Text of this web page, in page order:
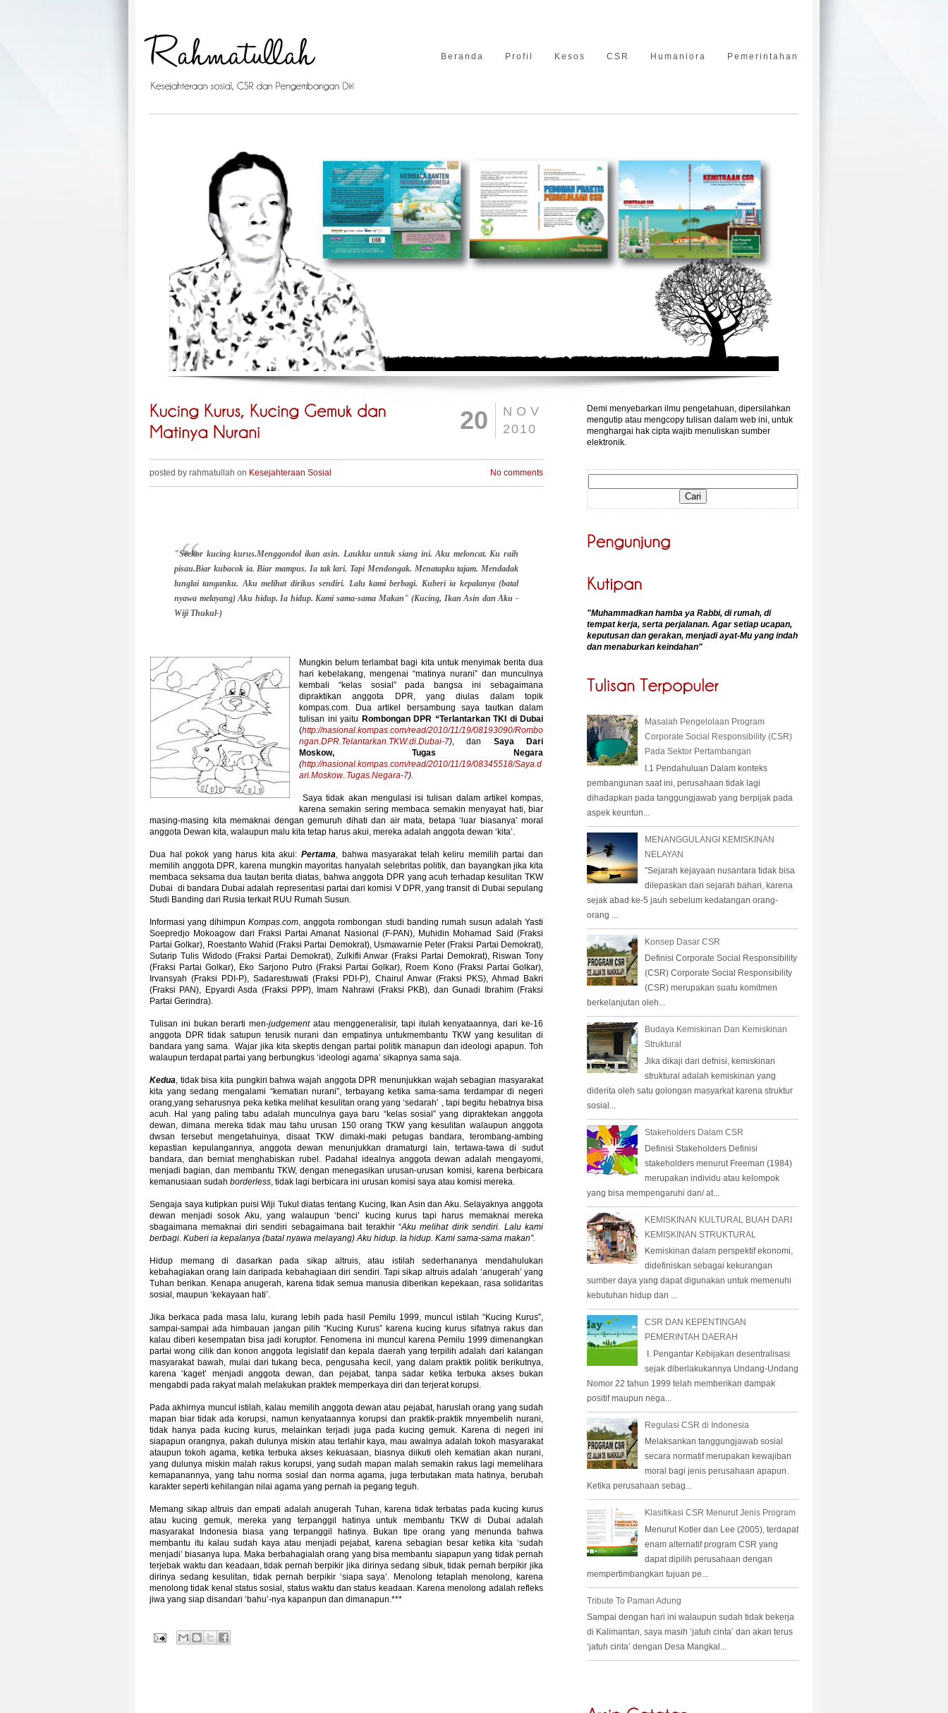
Beranda Profil Kesos CSR Humaniora Pemerintahan
NOV
2010
20
posted by rahmatullah on Kesejahteraan Sosial No comments
"Seekor kucing kurus.Menggondol ikan asin. Laukku untuk siang ini. Aku meloncat. Ku raih
pisau.Biar kubacok ia. Biar mampus. Ia tak lari. Tapi Mendongak. Menatapku tajam. Mendadak
lunglai tanganku. Aku melihat dirikus sendiri. Lalu kami berbagi. Kuberi ia kepalanya (batal
nyawa melayang) Aku hidup. Ia hidup. Kami sama-sama Makan" (Kucing, Ikan Asin dan Aku -
Wiji Thukul-)
Mungkin belum terlambat bagi kita untuk menyimak berita dua
hari kebelakang, mengenai “matinya nurani” dan munculnya
kembali “kelas sosial” pada bangsa ini sebagaimana
dipraktikan anggota DPR, yang diulas dalam topik
kompas.com. Dua artikel bersambung saya tautkan dalam
tulisan ini yaitu Rombongan DPR “Terlantarkan TKI di Dubai
(http://nasional.kompas.com/read/2010/11/19/08193090/Rombo
ngan.DPR.Telantarkan.TKW.di.Dubai-7), dan Saya Dari
Moskow, Tugas Negara
(http://nasional.kompas.com/read/2010/11/19/08345518/Saya.d
ari.Moskow..Tugas.Negara-7).
Saya tidak akan mengulasi isi tulisan dalam artikel kompas,
karena semakin sering membaca semakin menyayat hati, biar
masing-masing kita memaknai dengan gemuruh dihati dan air mata, betapa ‘luar biasanya’ moral
anggota Dewan kita, walaupun malu kita tetap harus akui, mereka adalah anggota dewan ‘kita’.
Dua hal pokok yang harus kita akui: Pertama, bahwa masyarakat telah keliru memilih partai dan
memilih anggota DPR, karena mungkin mayoritas hanyalah selebritas politik, dan bayangkan jika kita
membaca seksama dua tautan berita diatas, bahwa anggota DPR yang acuh terhadap kesulitan TKW
Dubai di bandara Dubai adalah representasi partai dari komisi V DPR, yang transit di Dubai sepulang
Studi Banding dari Rusia terkait RUU Rumah Susun.
Informasi yang dihimpunKompas.com, anggota rombongan studi banding rumah susun adalah Yasti
Soepredjo Mokoagow dari Fraksi Partai Amanat Nasional (F-PAN), Muhidin Mohamad Said (Fraksi
Partai Golkar), Roestanto Wahid (Fraksi Partai Demokrat), Usmawarnie Peter (Fraksi Partai Demokrat),
Sutarip Tulis Widodo (Fraksi Partai Demokrat), Zulkifli Anwar (Fraksi Partai Demokrat), Riswan Tony
(Fraksi Partai Golkar), Eko Sarjono Putro (Fraksi Partai Golkar), Roem Kono (Fraksi Partai Golkar),
Irvansyah (Fraksi PDI-P), Sadarestuwati (Fraksi PDI-P), Chairul Anwar (Fraksi PKS), Ahmad Bakri
(Fraksi PAN), Epyardi Asda (Fraksi PPP), Imam Nahrawi (Fraksi PKB), dan Gunadi Ibrahim (Fraksi
Partai Gerindra).
Tulisan ini bukan berarti men-judgementatau menggeneralisir, tapi itulah kenyataannya, dari ke-16
anggota DPR tidak satupun terusik nurani dan empatinya untukmembantu TKW yang kesulitan di
bandara yang sama. Wajar jika kita skeptis dengan partai politik manapun dan ideologi apapun. Toh
walaupun terdapat partai yang berbungkus ‘ideologi agama’ sikapnya sama saja.
Kedua, tidak bisa kita pungkiri bahwa wajah anggota DPR menunjukkan wajah sebagian masyarakat
kita yang sedang mengalami “kematian nurani”, terbayang ketika sama-sama terdampar di negeri
orang,yang seharusnya peka ketika melihat kesulitan orang yang ‘sedarah’ , tapi begitu hebatnya bisa
acuh. Hal yang paling tabu adalah munculnya gaya baru “kelas sosial” yang dipraktekan anggota
dewan, dimana mereka tidak mau tahu urusan 150 orang TKW yang kesulitan walaupun anggota
dwsan tersebut mengetahuinya, disaat TKW dimaki-maki petugas bandara, terombang-ambing
kepastian kepulangannya, anggota dewan menunjukkan dramaturgi lain, tertawa-tawa di sudut
bandara, dan berniat menghabiskan rubel. Padahal idealnya anggota dewan adalah mengayomi,
menjadi bagian, dan membantu TKW, dengan menegasikan urusan-urusan komisi, karena berbicara
kemanusiaan sudah borderless, tidak lagi berbicara ini urusan komisi saya atau komisi mereka.
Sengaja saya kutipkan puisi Wiji Tukul diatas tentang Kucing, Ikan Asin dan Aku. Selayaknya anggota
dewan menjadi sosok Aku, yang walaupun ‘benci’ kucing kurus tapi harus memaknai mereka
sbagaimana memaknai diri sendiri sebagaimana bait terakhir “Aku melihat dirik sendiri. Lalu kami
berbagi. Kuberi ia kepalanya (batal nyawa melayang) Aku hidup. Ia hidup. Kami sama-sama makan”.
Hidup memang di dasarkan pada sikap altruis, atau istilah sederhananya mendahulukan
kebahagiakan orang lain daripada kebahagiaan diri sendiri. Tapi sikap altruis adalah ‘anugerah’ yang
Tuhan berikan. Kenapa anugerah, karena tidak semua manusia diberikan kepekaan, rasa solidaritas
sosial, maupun ‘kekayaan hati’.
Jika berkaca pada masa lalu, kurang lebih pada hasil Pemilu 1999, muncul istilah “Kucing Kurus”,
sampai-sampai ada himbauan jangan pilih “Kucing Kurus” karena kucing kurus sifatnya rakus dan
kalau diberi kesempatan bisa jadi koruptor. Fenomena ini muncul karena Pemilu 1999 dimenangkan
partai wong cilik dan konon anggota legislatif dan kepala daerah yang terpilih adalah dari kalangan
masyarakat bawah, mulai dari tukang beca, pengusaha kecil, yang dalam praktik politik berikutnya,
karena ‘kaget’ menjadi anggota dewan, dan pejabat, tanpa sadar ketika terbuka akses bukan
mengabdi pada rakyat malah melakukan praktek memperkaya diri dan terjerat korupsi.
Pada akhirnya muncul istilah, kalau memilih anggota dewan atau pejabat, haruslah orang yang sudah
mapan biar tidak ada korupsi, namun kenyataannya korupsi dan praktik-praktik mnyembelih nurani,
tidak hanya pada kucing kurus, melainkan terjadi juga pada kucing gemuk. Karena di negeri ini
siapapun orangnya, pakah dulunya miskin atau terlahir kaya, mau awalnya adalah tokoh masyarakat
ataupun tokoh agama, ketika terbuka akses kekuasaan, biasnya diikuti oleh kematian akan nurani,
yang dulunya miskin malah rakus korupsi, yang sudah mapan malah semakin rakus lagi memelihara
kemapanannya, yang tahu norma sosial dan norma agama, juga terbutakan mata hatinya, berubah
karakter seperti kehilangan nilai agama yang pernah ia pegang teguh.
Memang sikap altruis dan empati adalah anugerah Tuhan, karena tidak terbatas pada kucing kurus
atau kucing gemuk, mereka yang terpanggil hatinya untuk membantu TKW di Dubai adalah
masyarakat Indonesia biasa yang terpanggil hatinya. Bukan tipe orang yang menunda bahwa
membantu itu kalau sudah kaya atau menjadi pejabat, karena sebagian besar ketika kita ‘sudah
menjadi’ biasanya lupa. Maka berbahagialah orang yang bisa membantu siapapun yang tidak pernah
terjebak waktu dan keadaan, tidak pernah berpikir jika dirinya sedang sibuk, tidak pernah berpikir jika
dirinya sedang kesulitan, tidak pernah berpikir ‘siapa saya’. Menolong tetaplah menolong, karena
menolong tidak kenal status sosial, status waktu dan status keadaan. Karena menolong adalah refleks
jiwa yang siap disandari ‘bahu’-nya kapanpun dan dimanapun.***
Demi menyebarkan ilmu pengetahuan, dipersilahkan
mengutip atau mengcopy tulisan dalam web ini, untuk
menghargai hak cipta wajib menuliskan sumber
elektronik.
"Muhammadkan hamba ya Rabbi, di rumah, di
tempat kerja, serta perjalanan. Agar setiap ucapan,
keputusan dan gerakan, menjadi ayat-Mu yang indah
dan menaburkan keindahan"
Masalah Pengelolaan Program
Corporate Social Responsibility (CSR)
Pada Sektor Pertambangan
I.1 Pendahuluan Dalam konteks
pembangunan saat ini, perusahaan tidak lagi
dihadapkan pada tanggungjawab yang berpijak pada
aspek keuntun...
MENANGGULANGI KEMISKINAN
NELAYAN
"Sejarah kejayaan nusantara tidak bisa
dilepaskan dari sejarah bahari, karena
sejak abad ke-5 jauh sebelum kedatangan orang-
orang ...
Konsep Dasar CSR
Definisi Corporate Social Responsibility
(CSR) Corporate Social Responsibility
(CSR) merupakan suatu komitmen
berkelanjutan oleh...
Budaya Kemiskinan Dan Kemiskinan
Struktural
Jika dikaji dari defnisi, kemiskinan
struktural adalah kemiskinan yang
diderita oleh satu golongan masyarkat karena struktur
sosial...
Stakeholders Dalam CSR
Definisi Stakeholders Definisi
stakeholders menurut Freeman (1984)
merupakan individu atau kelompok
yang bisa mempengaruhi dan/ at...
KEMISKINAN KULTURAL BUAH DARI
KEMISKINAN STRUKTURAL
Kemiskinan dalam perspektif ekonomi,
didefiniskan sebagai kekurangan
sumber daya yang dapat digunakan untuk memenuhi
kebutuhan hidup dan ...
CSR DAN KEPENTINGAN
PEMERINTAH DAERAH
I. Pengantar Kebijakan desentralisasi
sejak diberlakukannya Undang-Undang
Nomor 22 tahun 1999 telah memberikan dampak
positif maupun nega...
Regulasi CSR di Indonesia
Melaksankan tanggungjawab sosial
secara normatif merupakan kewajiban
moral bagi jenis perusahaan apapun.
Ketika perusahaan sebag...
Klasifikasi CSR Menurut Jenis Program
Menurut Kotler dan Lee (2005), terdapat
enam alternatif program CSR yang
dapat dipilih perusahaan dengan
mempertimbangkan tujuan pe...
Tribute To Paman Adung
Sampai dengan hari ini walaupun sudah tidak bekerja
di Kalimantan, saya masih ‘jatuh cinta’ dan akan terus
‘jatuh cinta’ dengan Desa Mangkal...